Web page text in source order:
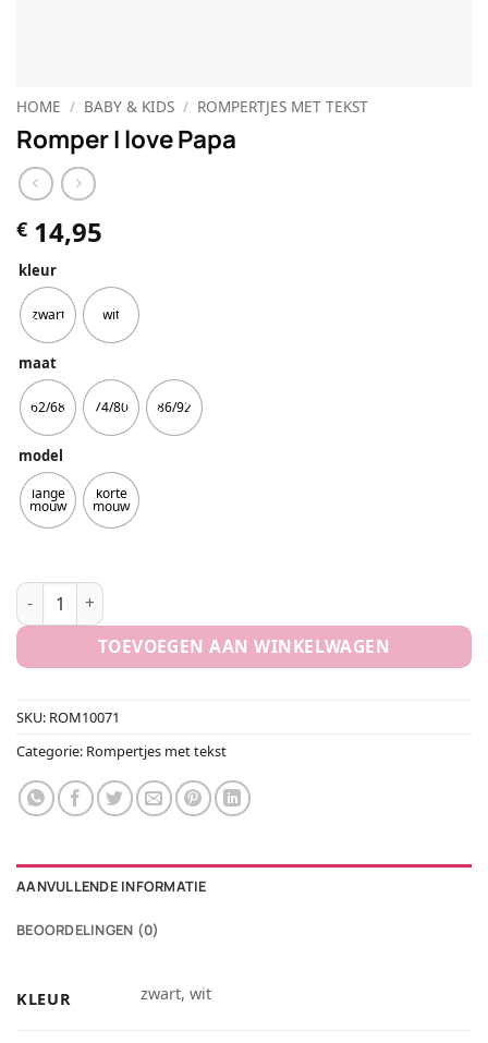
HOME / BABY & KIDS / ROMPERTJES MET TEKST
Romper I love Papa
€ 14,95
kleur
zwart wit
maat
62/68 74/80 86/92
model
lange
mouw
korte
mouw
Romper I love Papa aantal
TOEVOEGEN AAN WINKELWAGEN
SKU: ROM10071
Categorie: Rompertjes met tekst
AANVULLENDE INFORMATIE
BEOORDELINGEN (0)
KLEUR zwart, wit